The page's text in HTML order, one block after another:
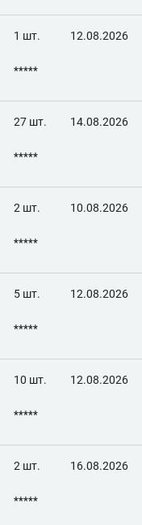
1 шт. 12.08.2026
*****
27 шт. 14.08.2026
*****
2 шт. 10.08.2026
*****
5 шт. 12.08.2026
*****
10 шт. 12.08.2026
*****
2 шт. 16.08.2026
*****